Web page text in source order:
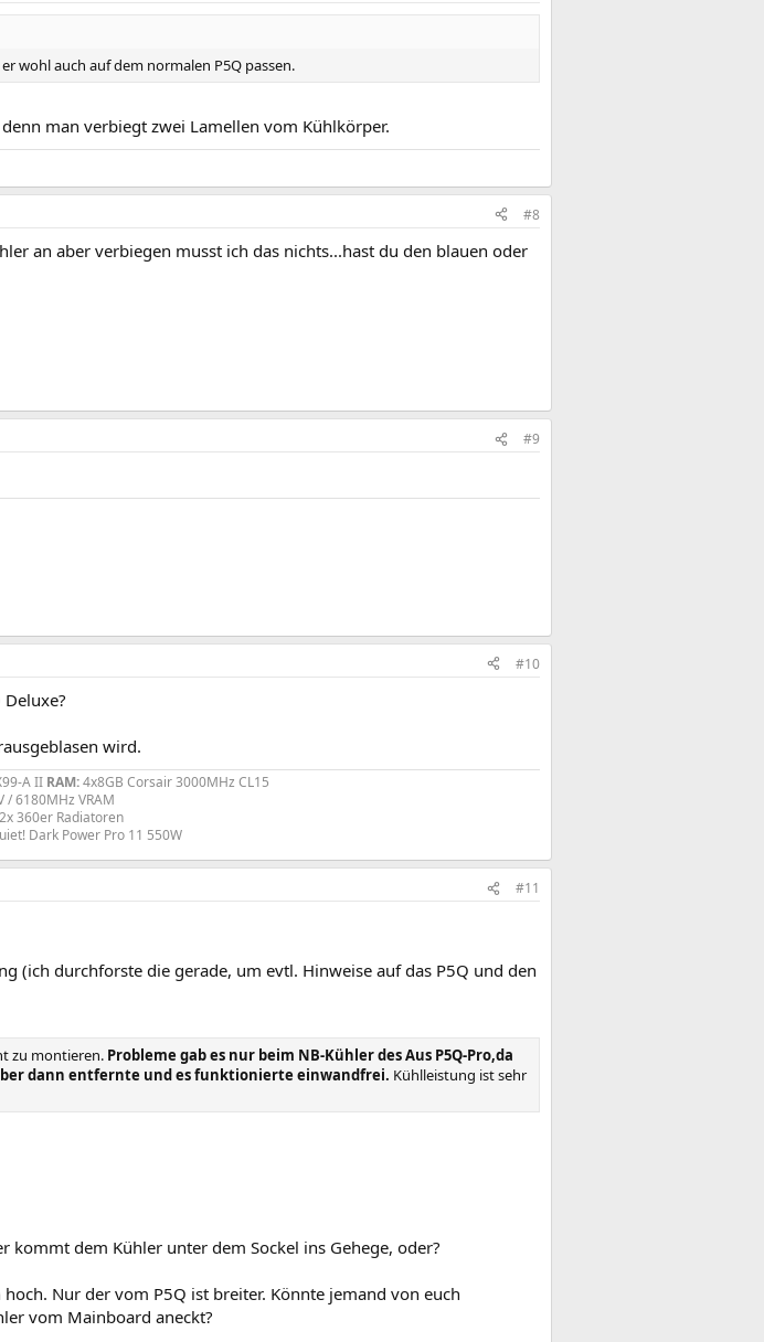
wohl auch auf dem normalen P5Q passen.
man verbiegt zwei Lamellen vom Kühlkörper.
#8
an aber verbiegen musst ich das nichts...hast du den blauen oder
#9
#10
wird.
A II RAM:4x8GB Corsair 3000MHz CL15
/ 6180MHz VRAM
360er Radiatoren
Dark Power Pro 11 550W
#11
(ich durchforste die gerade, um evtl. Hinweise auf das P5Q und den
zu montieren. Probleme gab es nur beim NB-Kühler des Aus P5Q-Pro,da
dann entfernte und es funktionierte einwandfrei. Kühlleistung ist sehr
kommt dem Kühler unter dem Sockel ins Gehege, oder?
Nur der vom P5Q ist breiter. Könnte jemand von euch
vom Mainboard aneckt?